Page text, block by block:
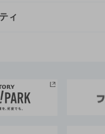
ツTOP
ール
ンバーズ大阪
ィ
ティTOP
が考えるサステナビリ